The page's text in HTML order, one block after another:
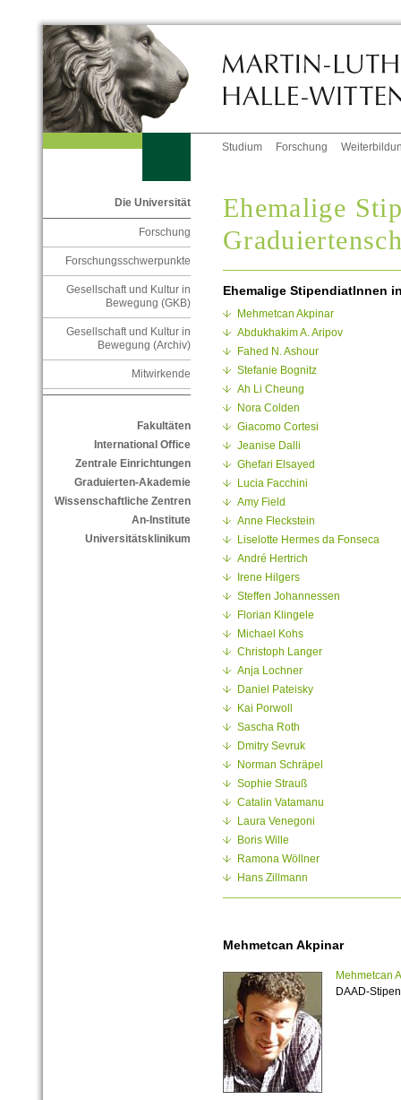
Studium Forschung
Die Universität
Forschung
Forschungsschwerpunkte
Gesellschaft und Kultur in
Bewegung (GKB)
Gesellschaft und Kultur in
Bewegung (Archiv)
Mitwirkende
Fakultäten
International Office
Zentrale Einrichtungen
Graduierten-Akademie
Wissenschaftliche Zentren
An-Institute
Universitätsklinikum
Ehemalige
Ehemalige StipendiatInnen
Mehmetcan Akpinar
Abdukhakim A. Aripov
Fahed N. Ashour
Stefanie Bognitz
Ah Li Cheung
Nora Colden
Giacomo Cortesi
Jeanise Dalli
Ghefari Elsayed
Lucia Facchini
Amy Field
Anne Fleckstein
Liselotte Hermes da Fonseca
André Hertrich
Irene Hilgers
Steffen Johannessen
Florian Klingele
Michael Kohs
Christoph Langer
Anja Lochner
Daniel Pateisky
Kai Porwoll
Sascha Roth
Dmitry Sevruk
Norman Schräpel
Sophie Strauß
Catalin Vatamanu
Laura Venegoni
Boris Wille
Ramona Wöllner
Hans Zillmann
Mehmetcan Akpinar
Mehmetcan
DAAD-